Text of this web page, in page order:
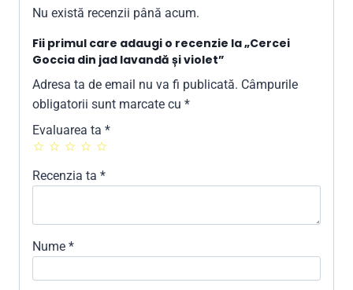
Nu există recenzii până acum.
Fii primul care adaugi o recenzie la „Cercei
Goccia din jad lavandă și violet”
Adresa ta de email nu va fi publicată. Câmpurile
obligatorii sunt marcate cu *
Evaluarea ta *
Recenzia ta *
Nume *